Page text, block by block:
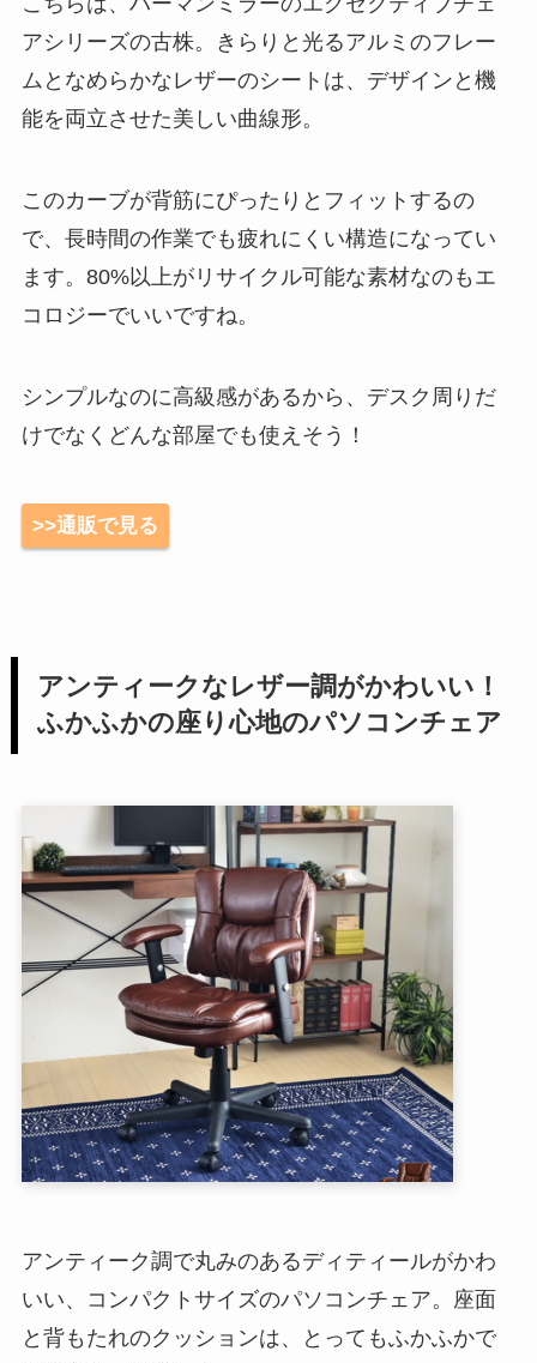
アシリーズの古株。きらりと光るアルミのフレー
ムとなめらかなレザーのシートは、デザインと機
能を両立させた美しい曲線形。
このカーブが背筋にぴったりとフィットするの
で、長時間の作業でも疲れにくい構造になってい
ます。80%以上がリサイクル可能な素材なのもエ
コロジーでいいですね。
シンプルなのに高級感があるから、デスク周りだ
けでなくどんな部屋でも使えそう！
>>通販で見る
アンティークなレザー調がかわいい！
ふかふかの座り心地のパソコンチェア
アンティーク調で丸みのあるディティールがかわ
いい、コンパクトサイズのパソコンチェア。座面
と背もたれのクッションは、とってもふかふかで